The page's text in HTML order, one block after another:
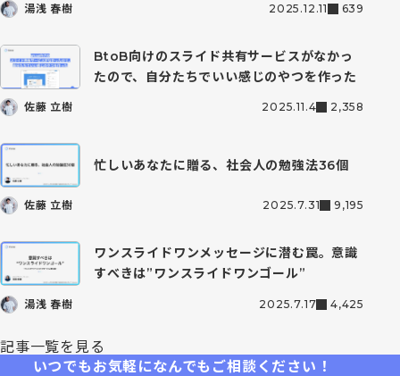
湯浅 春樹 2025.12.11 639
BtoB向けのスライド共有サービスがなかっ
たので、自分たちでいい感じのやつを作った
佐藤 立樹 2025.11.4 2,358
忙しいあなたに贈る、社会人の勉強法36個
佐藤 立樹 2025.7.31 9,195
ワンスライドワンメッセージに潜む罠。意識
すべきは”ワンスライドワンゴール”
湯浅 春樹 2025.7.17 4,425
記事一覧を見る
いつでもお気軽になんでもご相談ください！